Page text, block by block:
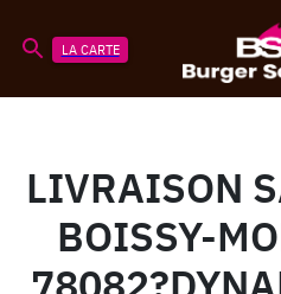
LA CARTE
LIVRAISON
BOISSY-